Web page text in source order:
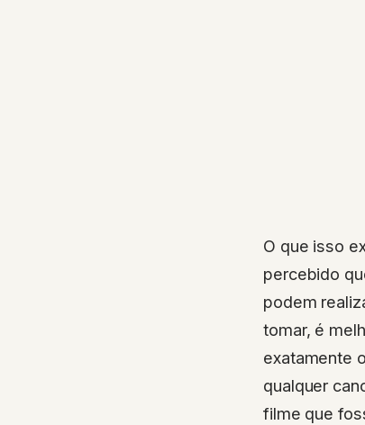
O que isso
percebido
podem
tomar, é
exatamente
qualquer
filme que